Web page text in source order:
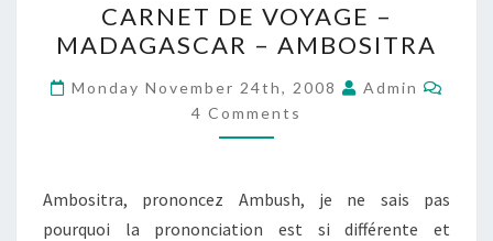
DE
VOYAGE
–
MADAGASCAR
–
CARNET DE VOYAGE –
MADAGASCAR – AMBOSITRA
Monday November 24th, 2008 Admin
4 Comments
Ambositra, prononcez Ambush, je ne sais pas
pourquoi la prononciation est si différente et